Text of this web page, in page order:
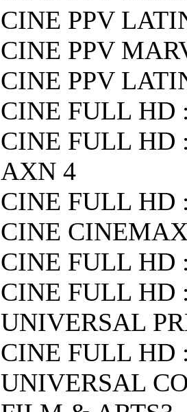
CINE PPV
CINE PPV
CINE PPV
CINE FULL HD
CINE FULL HD
AXN 4
CINE FULL HD
CINE
CINE FULL HD
CINE FULL HD
UNIVERSAL
CINE FULL HD
UNIVERSAL